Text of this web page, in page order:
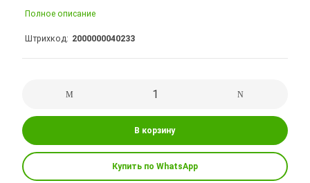
Полное описание
Штрихкод 2000000040233
В корзину
Купить по WhatsApp